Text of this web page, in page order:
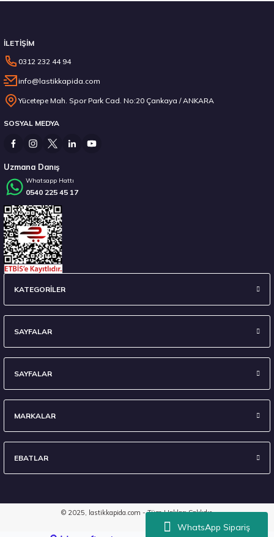
WhatsApp Sipariş
3.575,00 ₺
Stokta 12 Adet
Montreal 225/55R17 97W Eco 2 Yaz 2026
İLETİŞİM
0312 232 44 94
info@lastikkapida.com
Yücetepe Mah. Spor Park Cad. No:20 Çankaya / ANKARA
SOSYAL MEDYA
Uzmana Danış
Whatsapp Hattı
0540 225 45 17
KATEGORİLER
SAYFALAR
SAYFALAR
MARKALAR
EBATLAR
© 2025, lastikkapida.com - Tüm Hakları Saklıdır.